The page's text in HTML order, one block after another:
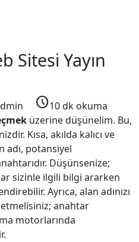
Sitesi Yayın
schedule10 dk okuma
üzerine düşünelim. Bu,
Kısa, akılda kalıcı ve
adı, potansiyel
Düşünsenize;
sizinle ilgili bilgi ararken
Ayrıca, alan adınızı
anahtar
motorlarında